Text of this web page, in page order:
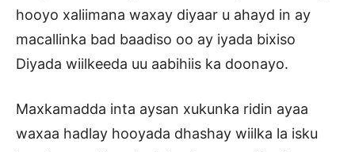
hooyo xaliimana waxay diyaar u ahayd in ay
macallinka bad baadiso oo ay iyada bixiso
Diyada wiilkeeda uu aabihiis ka doonayo.
Maxkamadda inta aysan xukunka ridin ayaa
waxaa hadlay hooyada dhashay wiilka la isku